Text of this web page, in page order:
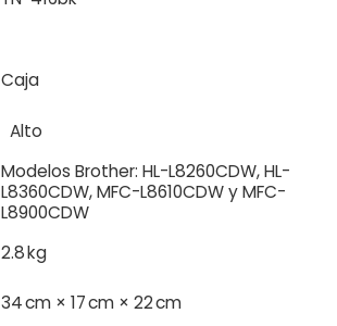
Caja
Alto
Modelos Brother: HL-L8260CDW, HL-
L8360CDW, MFC-L8610CDW y MFC-
L8900CDW
2.8 kg
34 cm × 17 cm × 22 cm